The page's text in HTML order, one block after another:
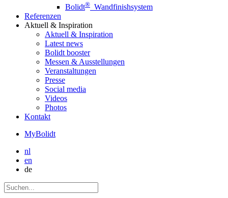
Bolidt® Wandfinishsystem
Referenzen
Aktuell & Inspiration
Aktuell & Inspiration
Latest news
Bolidt booster
Messen & Ausstellungen
Veranstaltungen
Presse
Social media
Videos
Photos
Kontakt
MyBolidt
nl
en
de